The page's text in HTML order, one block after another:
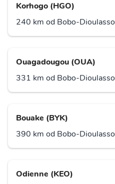
Korhogo (HGO)
240 km od Bobo-Dioulasso
Ouagadougou (OUA)
331 km od Bobo-Dioulasso
Bouake (BYK)
390 km od Bobo-Dioulasso
Odienne (KEO)